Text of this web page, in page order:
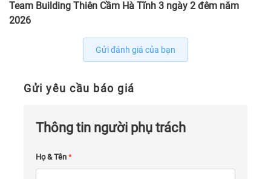
Team Building Thiên Cầm Hà Tĩnh 3 ngày 2 đêm năm
2026
Gửi đánh giá của bạn
Gửi yêu cầu báo giá
Thông tin người phụ trách
Họ & Tên *